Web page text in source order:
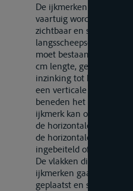
De ijkmerken moeten in
vaartuig worden
zichtbaar en
langsscheepse
moet bestaan uit een
cm lengte, geplaatst ter
inzinking tot hetwelk
een verticale lijn van 20
beneden het midden
ijkmerk kan ook
de horizontale lijn een
de horizontale lijn de
ingebeiteld of gecenterd.
De vlakken die door de
ijkmerken gaan, moeten
geplaatst en